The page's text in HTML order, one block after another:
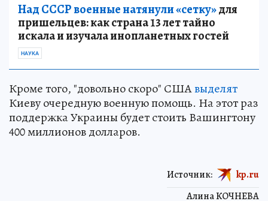
Над СССР военные натянули «сетку»для
пришельцев: как страна 13 лет тайно
искала и изучала инопланетных гостей
НАУКА
Кроме того, "довольно скоро" СШАвыделят
Киеву очередную военную помощь. На этот раз
поддержка Украины будет стоить Вашингтону
400 миллионов долларов.
Алина КОЧНЕВА
Источник: kp.ru